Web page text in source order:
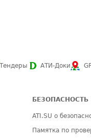
Тендеры АТИ-Доки
БЕЗОПАСНОСТЬ
ATI.SU о
Памятка по